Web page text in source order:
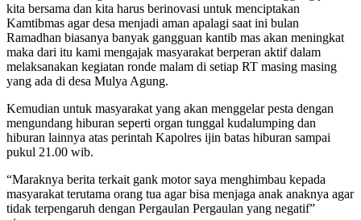
kita bersama dan kita harus berinovasi untuk menciptakan
Kamtibmas agar desa menjadi aman apalagi saat ini bulan
Ramadhan biasanya banyak gangguan kantib mas akan meningkat
maka dari itu kami mengajak masyarakat berperan aktif dalam
melaksanakan kegiatan ronde malam di setiap RT masing masing
yang ada di desa Mulya Agung.
Kemudian untuk masyarakat yang akan menggelar pesta dengan
mengundang hiburan seperti organ tunggal kudalumping dan
hiburan lainnya atas perintah Kapolres ijin batas hiburan sampai
pukul 21.00 wib.
“Maraknya berita terkait gank motor saya menghimbau kepada
masyarakat terutama orang tua agar bisa menjaga anak anaknya agar
tidak terpengaruh dengan Pergaulan Pergaulan yang negatif”